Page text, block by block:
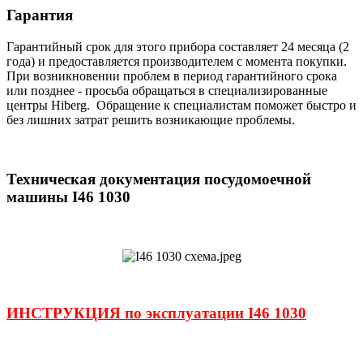
Гарантия
Гарантийный срок для этого прибора составляет 24 месяца (2
года) и предоставляется производителем с момента покупки.
При возникновении проблем в период гарантийного срока
или позднее - просьба обращаться в специализированные
центры Hiberg. Обращение к специалистам поможет быстро и
без лишних затрат решить возникающие проблемы.
Техническая документация посудомоечной
машины I46 1030
ИНСТРУКЦИЯ по эксплуатации I46 1030